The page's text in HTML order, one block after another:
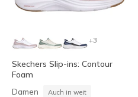
+3
Skechers Slip-ins: Contour
Foam
Damen Auch in weit